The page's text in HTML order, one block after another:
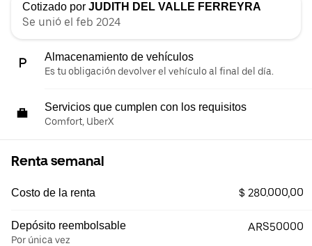
Cotizado por JUDITH DEL VALLE FERREYRA
Se unió el feb 2024
Almacenamiento de vehículos
Es tu obligación devolver el vehículo al final del día.
Servicios que cumplen con los requisitos
Comfort, UberX
Renta semanal
Costo de la renta $ 280.000,00
Depósito reembolsable
Por única vez
ARS50000